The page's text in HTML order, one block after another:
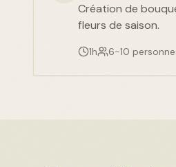
Création de
fleurs de saison.
1h 6-10